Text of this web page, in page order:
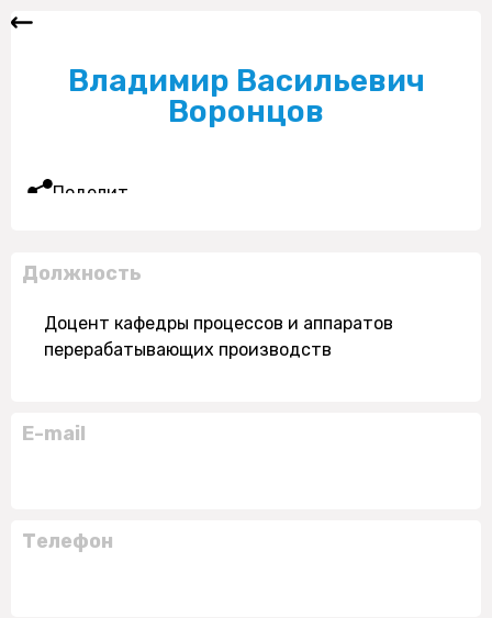
Владимир Васильевич
Воронцов
Поделиться
Должность
Доцент кафедры процессов и аппаратов
перерабатывающих производств
E-mail
Телефон